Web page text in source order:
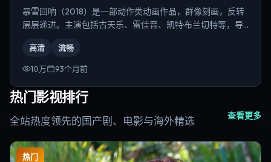
暴雪回响（2018）是一部动作类动画作品，群像刻画，反转
层层递进。主演包括古天乐、雷佳音、凯特·布兰切特等，导
高清 流畅
10万 93个月前
热门影视排行
全站热度领先的国产剧、电影与海外精选 查看更多
热门